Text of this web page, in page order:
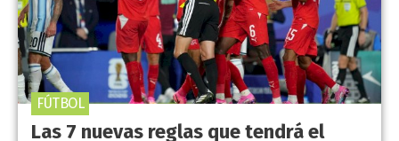
Las 7 nuevas reglas que tendrá el
FÚTBOL